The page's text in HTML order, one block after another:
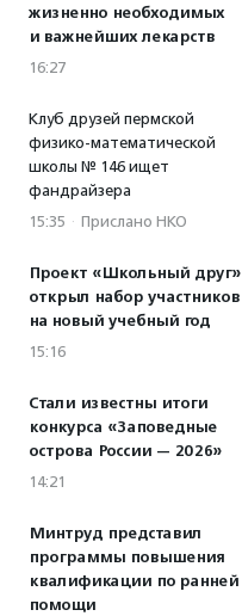
жизненно необходимых
и важнейших лекарств
16:27
Клуб друзей пермской
физико-математической
школы № 146 ищет
фандрайзера
15:35 · Прислано НКО
Проект «Школьный друг»
открыл набор участников
на новый учебный год
15:16
Стали известны итоги
конкурса «Заповедные
острова России — 2026»
14:21
Минтруд представил
программы повышения
квалификации по ранней
помощи